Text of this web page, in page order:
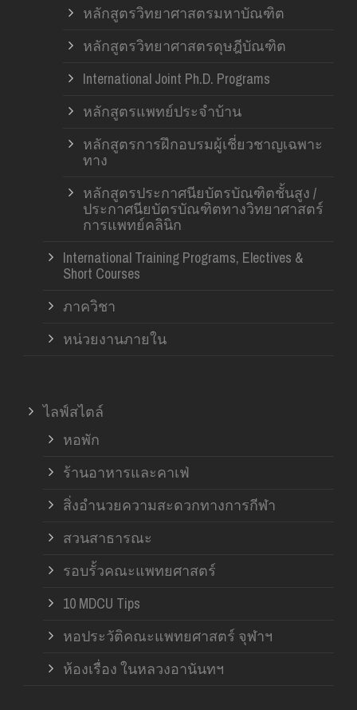
หลักสูตรวิทยาศาสตรมหาบัณฑิต
หลักสูตรวิทยาศาสตรดุษฎีบัณฑิต
International Joint Ph.D. Programs
หลักสูตรแพทย์ประจำบ้าน
หลักสูตรการฝึกอบรมผู้เชี่ยวชาญเฉพาะ
ทาง
หลักสูตรประกาศนียบัตรบัณฑิตชั้นสูง /
ประกาศนียบัตรบัณฑิตทางวิทยาศาสตร์
การแพทย์คลินิก
International Training Programs, Electives &
Short Courses
ภาควิชา
หน่วยงานภายใน
ไลฟ์สไตล์
หอพัก
ร้านอาหารและคาเฟ่
สิ่งอำนวยความสะดวกทางการกีฬา
สวนสาธารณะ
รอบรั้วคณะแพทยศาสตร์
10 MDCU Tips
หอประวัติคณะแพทยศาสตร์ จุฬาฯ
ห้องเรื่อง ในหลวงอานันทฯ